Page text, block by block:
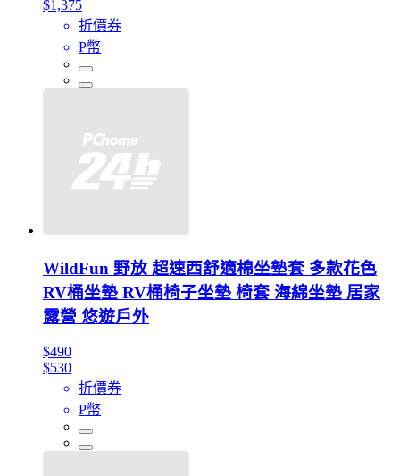
$1,375
折價券
P幣
WildFun 野放 超速西舒適棉坐墊套 多款花色
RV桶坐墊 RV桶椅子坐墊 椅套 海綿坐墊 居家
露營 悠遊戶外
$490
$530
折價券
P幣